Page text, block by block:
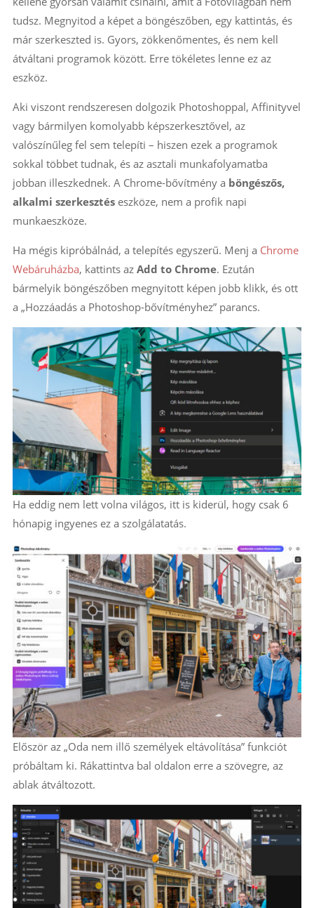
tudsz. Megnyitod a képet a böngészőben, egy kattintás, és
már szerkeszted is. Gyors, zökkenőmentes, és nem kell
átváltani programok között. Erre tökéletes lenne ez az
eszköz.
Aki viszont rendszeresen dolgozik Photoshoppal, Affinityvel
vagy bármilyen komolyabb képszerkesztővel, az
valószínűleg fel sem telepíti – hiszen ezek a programok
sokkal többet tudnak, és az asztali munkafolyamatba
jobban illeszkednek. A Chrome-bővítmény a böngészős,
alkalmi szerkesztéseszköze, nem a profik napi
munkaeszköze.
Ha mégis kipróbálnád, a telepítés egyszerű. Menj a Chrome
Webáruházba, kattints az Add to Chrome. Ezután
bármelyik böngészőben megnyitott képen jobb klikk, és ott
a „Hozzáadás a Photoshop-bővítményhez” parancs.
Ha eddig nem lett volna világos, itt is kiderül, hogy csak 6
hónapig ingyenes ez a szolgálatatás.
Először az „Oda nem illő személyek eltávolítása” funkciót
próbáltam ki. Rákattintva bal oldalon erre a szövegre, az
ablak átváltozott.